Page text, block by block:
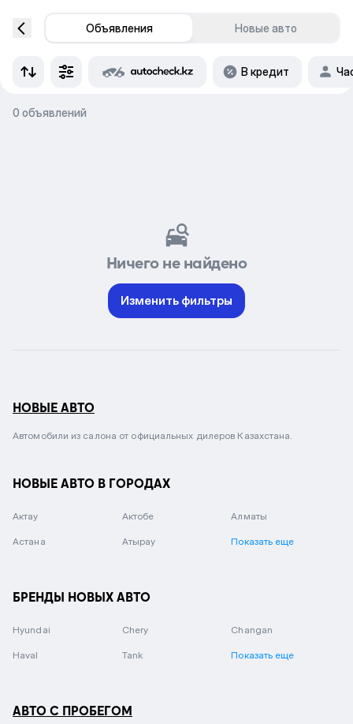
Объявления Новые авто
В кредит
0 объявлений
Ничего не найдено
Изменить фильтры
НОВЫЕ АВТО
Автомобили из салона от официальных дилеров Казахстана.
НОВЫЕ АВТО В ГОРОДАХ
Актау Актобе Алматы
Астана Атырау Показать еще
БРЕНДЫ НОВЫХ АВТО
Hyundai Chery Changan
Haval Tank Показать еще
АВТО С ПРОБЕГОМ